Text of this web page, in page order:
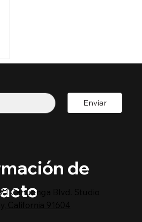
Enviar
de
Cahuenga Blvd. Studio